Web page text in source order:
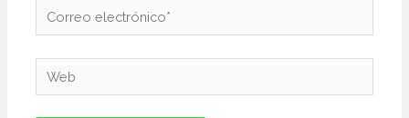
Correo
electrónico*
Web